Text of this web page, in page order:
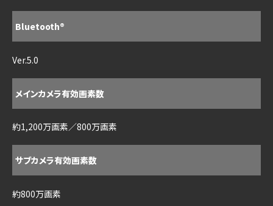
Bluetooth®
Ver.5.0
メインカメラ有効画素数
約1,200万画素／800万画素
サブカメラ有効画素数
約800万画素